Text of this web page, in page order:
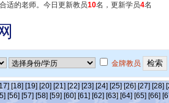
适的老师。今日更新教员10名，更新学员4名
金牌教员
[18] [19] [20] [21] [22] [23] [24] [25] [26] [27] [28]
[56] [57] [58] [59] [60] [61] [62] [63] [64] [65] [66]